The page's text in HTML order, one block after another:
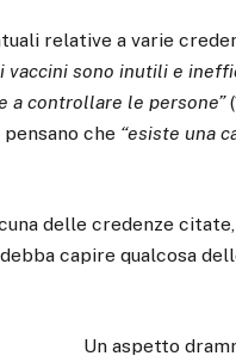
relative a varie
vaccini sono inutili e
a controllare le persone”
che “esiste una
delle credenze
capire qualcosa
Un aspetto